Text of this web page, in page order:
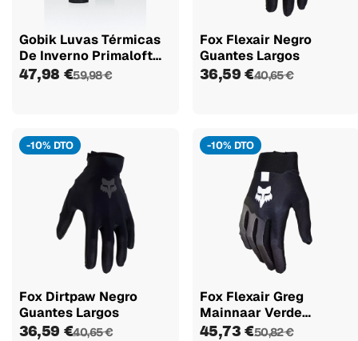
Gobik Luvas Térmicas
De Inverno Primaloft
Nuuk...
47,98 €59,98 €
Fox Flexair Negro
Guantes Largos
36,59 €40,65 €
-10% DTO
Fox Dirtpaw Negro
Guantes Largos
36,59 €40,65 €
-10% DTO
Fox Flexair Greg
Mainnaar Verde
Camuflaje...
45,73 €50,82 €